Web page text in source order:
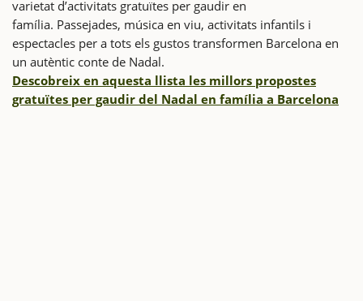
varietat d’activitats gratuïtes per gaudir en
família. Passejades, música en viu, activitats infantils i
espectacles per a tots els gustos transformen Barcelona en
un autèntic conte de Nadal.
Descobreix en aquesta llista les millors propostes
gratuïtes per gaudir del Nadal en família a Barcelona